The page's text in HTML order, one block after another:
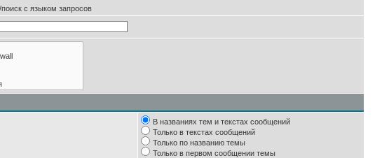
с языком запросов
В названиях тем и текстах сообщений
Только в текстах сообщений
Только по названию темы
Только в первом сообщении темы